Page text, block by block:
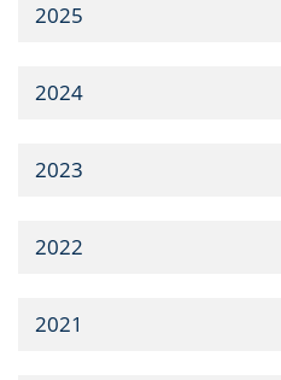
2025
2024
2023
2022
2021